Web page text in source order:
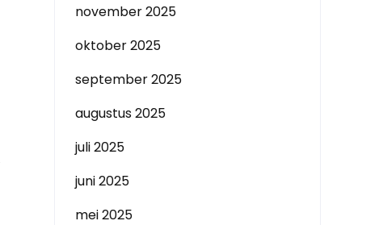
november 2025
oktober 2025
september 2025
augustus 2025
juli 2025
juni 2025
mei 2025